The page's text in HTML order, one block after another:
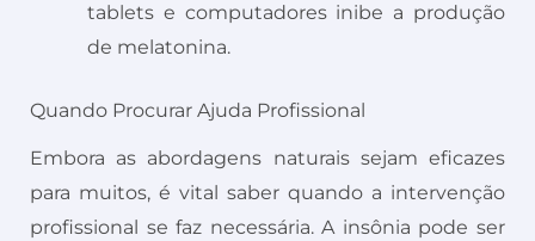
tablets e computadores inibe a produção
de melatonina.
Quando Procurar Ajuda Profissional
Embora as abordagens naturais sejam eficazes
para muitos, é vital saber quando a intervenção
profissional se faz necessária. A insônia pode ser